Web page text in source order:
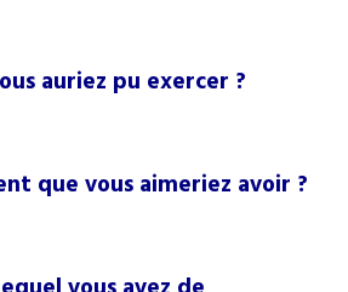
auriez pu exercer ?
que vous aimeriez avoir ?